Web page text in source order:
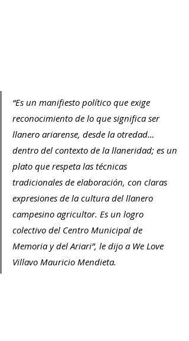
“Es un manifiesto político que exige
reconocimiento de lo que significa ser
llanero ariarense, desde la otredad…
dentro del contexto de la llaneridad; es un
plato que respeta las técnicas
tradicionales de elaboración, con claras
expresiones de la cultura del llanero
campesino agricultor. Es un logro
colectivo del Centro Municipal de
Memoria y del Ariari”, le dijo a We Love
Villavo Mauricio Mendieta.